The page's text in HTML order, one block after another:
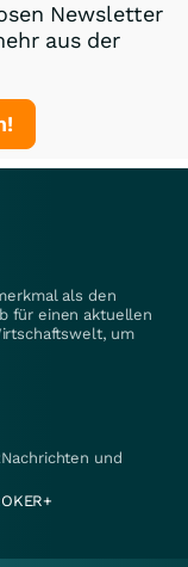
Newsletter
aus der
als den
für einen aktuellen
um
und